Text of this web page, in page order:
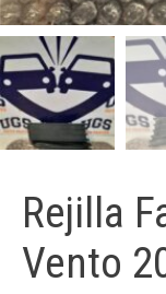
Rejilla
Vento